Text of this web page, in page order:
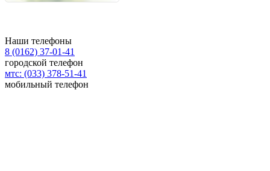
Наши телефоны
8 (0162) 37-01-41
городской телефон
мтс: (033) 378-51-41
мобильный телефон